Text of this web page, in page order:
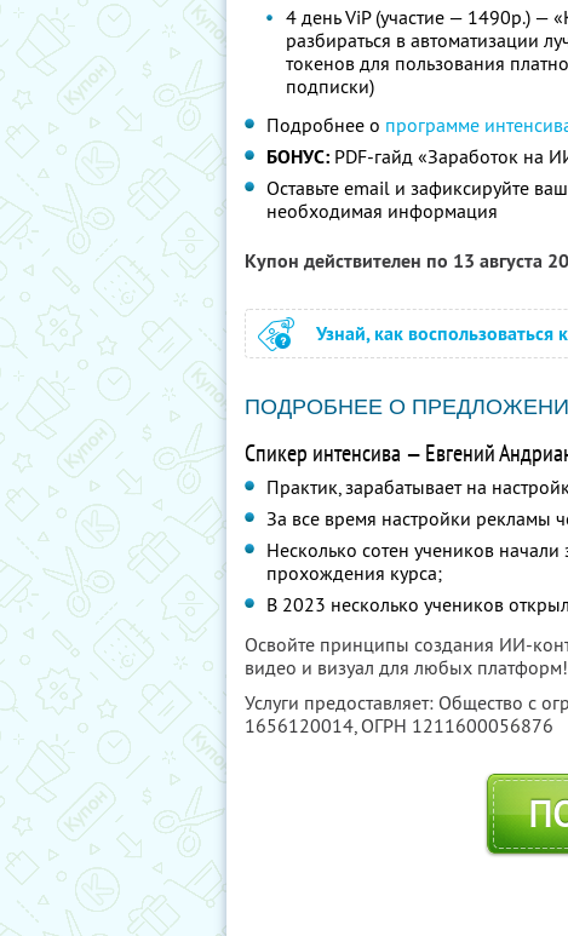
4 день ViP (участие — 1490р.) —
разбираться в автоматизации
токенов для пользования
подписки)
Подробнее о программе
БОНУС: PDF-гайд «Заработок на
Оставьте email и зафиксируйте
необходимая информация
Купон действителен по 13 августа
Узнай, как воспользоваться
ПОДРОБНЕЕ О
Спикер интенсива — Евгений
Практик, зарабатывает на
За все время настройки рекламы
Несколько сотен учеников
прохождения курса;
В 2023 несколько учеников
Освойте принципы создания ИИ-
видео и визуал для любых платформ!
Услуги предоставляет: Общество с
1656120014, ОГРН 1211600056876